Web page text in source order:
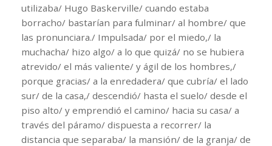
utilizaba/ Hugo Baskerville/ cuando estaba
borracho/ bastarían para fulminar/ al hombre/ que
las pronunciara./ Impulsada/ por el miedo,/ la
muchacha/ hizo algo/ a lo que quizá/ no se hubiera
atrevido/ el más valiente/ y ágil de los hombres,/
porque gracias/ a la enredadera/ que cubría/ el lado
sur/ de la casa,/ descendió/ hasta el suelo/ desde el
piso alto/ y emprendió el camino/ hacia su casa/ a
través del páramo/ dispuesta a recorrer/ la
distancia que separaba/ la mansión/ de la granja/ de